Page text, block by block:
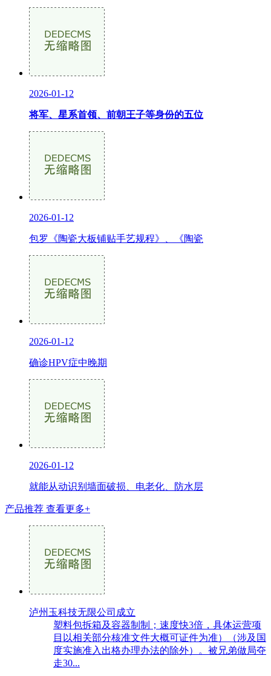
2026-01-12
将军、星系首领、前朝王子等身份的五位
2026-01-12
包罗《陶瓷大板铺贴手艺规程》、《陶瓷
2026-01-12
确诊HPV症中晚期
2026-01-12
就能从动识别墙面破损、电老化、防水层
产品推荐 查看更多+
泸州玉科技无限公司成立
塑料包拆箱及容器制制；速度快3倍，具体运营项
目以相关部分核准文件大概可证件为准）（涉及国
度实施准入出格办理办法的除外）。被兄弟做局夺
走30...